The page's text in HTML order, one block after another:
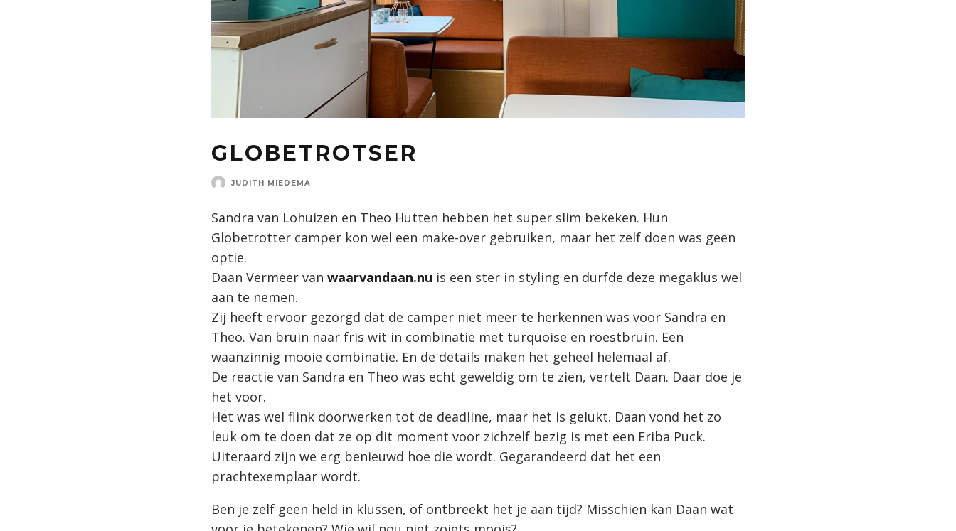
GLOBETROTSER
JUDITH MIEDEMA
Sandra van Lohuizen en Theo Hutten hebben het super slim bekeken. Hun
Globetrotter camper kon wel een make-over gebruiken, maar het zelf doen was geen
optie.
Daan Vermeer van waarvandaan.nu is een ster in styling en durfde deze megaklus wel
aan te nemen.
Zij heeft ervoor gezorgd dat de camper niet meer te herkennen was voor Sandra en
Theo. Van bruin naar fris wit in combinatie met turquoise en roestbruin. Een
waanzinnig mooie combinatie. En de details maken het geheel helemaal af.
De reactie van Sandra en Theo was echt geweldig om te zien, vertelt Daan. Daar doe je
het voor.
Het was wel flink doorwerken tot de deadline, maar het is gelukt. Daan vond het zo
leuk om te doen dat ze op dit moment voor zichzelf bezig is met een Eriba Puck.
Uiteraard zijn we erg benieuwd hoe die wordt. Gegarandeerd dat het een
prachtexemplaar wordt.
Ben je zelf geen held in klussen, of ontbreekt het je aan tijd? Misschien kan Daan wat